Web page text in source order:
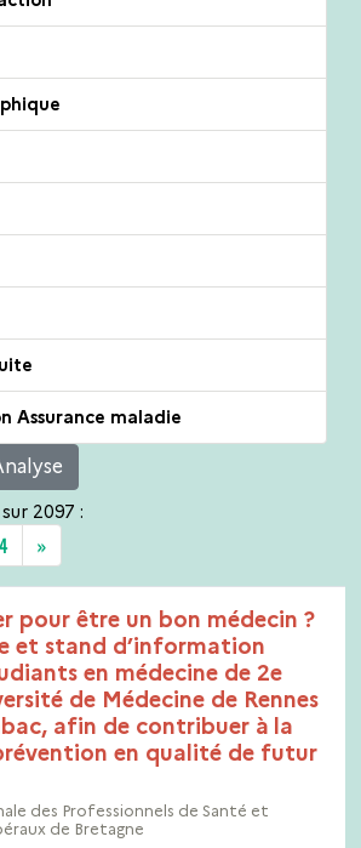
Assurance maladie
2097 :
4 »Next
pour être un bon médecin ?
et stand d’information
en médecine de 2e
de Médecine de Rennes
afin de contribuer à la
en qualité de futur
des Professionnels de Santé et
de Bretagne